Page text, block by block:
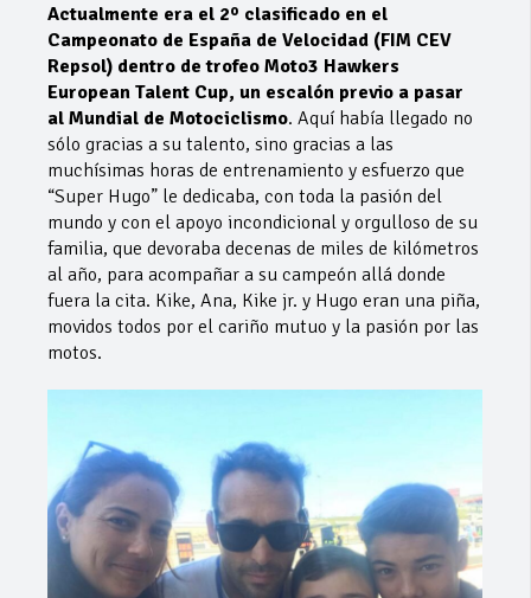
Actualmente era el 2º clasificado en el
Campeonato de España de Velocidad (FIM CEV
Repsol) dentro de trofeo Moto3 Hawkers
European Talent Cup, un escalón previo a pasar
al Mundial de Motociclismo. Aquí había llegado no
sólo gracias a su talento, sino gracias a las
muchísimas horas de entrenamiento y esfuerzo que
“Super Hugo” le dedicaba, con toda la pasión del
mundo y con el apoyo incondicional y orgulloso de su
familia, que devoraba decenas de miles de kilómetros
al año, para acompañar a su campeón allá donde
fuera la cita. Kike, Ana, Kike jr. y Hugo eran una piña,
movidos todos por el cariño mutuo y la pasión por las
motos.